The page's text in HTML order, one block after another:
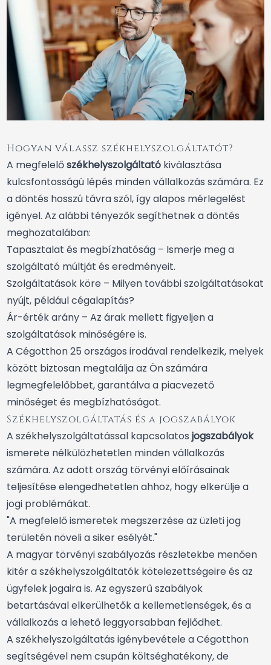
Hogyan válassz székhelyszolgáltatót?
A megfelelőszékhelyszolgáltató kiválasztása
kulcsfontosságú lépés minden vállalkozás számára. Ez
a döntés hosszú távra szól, így alapos mérlegelést
igényel. Az alábbi tényezők segíthetnek a döntés
meghozatalában:
Tapasztalat és megbízhatóság – Ismerje meg a
szolgáltató múltját és eredményeit.
Szolgáltatások köre – Milyen további szolgáltatásokat
nyújt, például cégalapítás?
Ár-érték arány – Az árak mellett figyeljen a
szolgáltatások minőségére is.
A Cégotthon 25 országos irodával rendelkezik, melyek
között biztosan megtalálja az Ön számára
legmegfelelőbbet, garantálva a piacvezető
minőséget és megbízhatóságot.
Székhelyszolgáltatás és a jogszabályok
A székhelyszolgáltatással kapcsolatos jogszabályok
ismerete nélkülözhetetlen minden vállalkozás
számára. Az adott ország törvényi előírásainak
teljesítése elengedhetetlen ahhoz, hogy elkerülje a
jogi problémákat.
"A megfelelő ismeretek megszerzése az üzleti jog
területén növeli a siker esélyét."
A magyar törvényi szabályozás részletekbe menően
kitér a székhelyszolgáltatók kötelezettségeire és az
ügyfelek jogaira is. Az egyszerű szabályok
betartásával elkerülhetők a kellemetlenségek, és a
vállalkozás a lehető leggyorsabban fejlődhet.
A székhelyszolgáltatás igénybevétele a Cégotthon
segítségével nem csupán költséghatékony, de